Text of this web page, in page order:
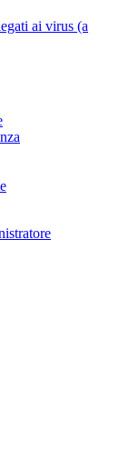
ai virus (a